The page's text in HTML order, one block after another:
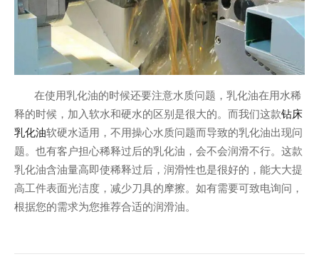
在使用乳化油的时候还要注意水质问题，乳化油在用水稀
释的时候，加入软水和硬水的区别是很大的。而我们这款钻床
乳化油软硬水适用，不用操心水质问题而导致的乳化油出现问
题。也有客户担心稀释过后的乳化油，会不会润滑不行。这款
乳化油含油量高即使稀释过后，润滑性也是很好的，能大大提
高工件表面光洁度，减少刀具的摩擦。如有需要可致电询问，
根据您的需求为您推荐合适的润滑油。